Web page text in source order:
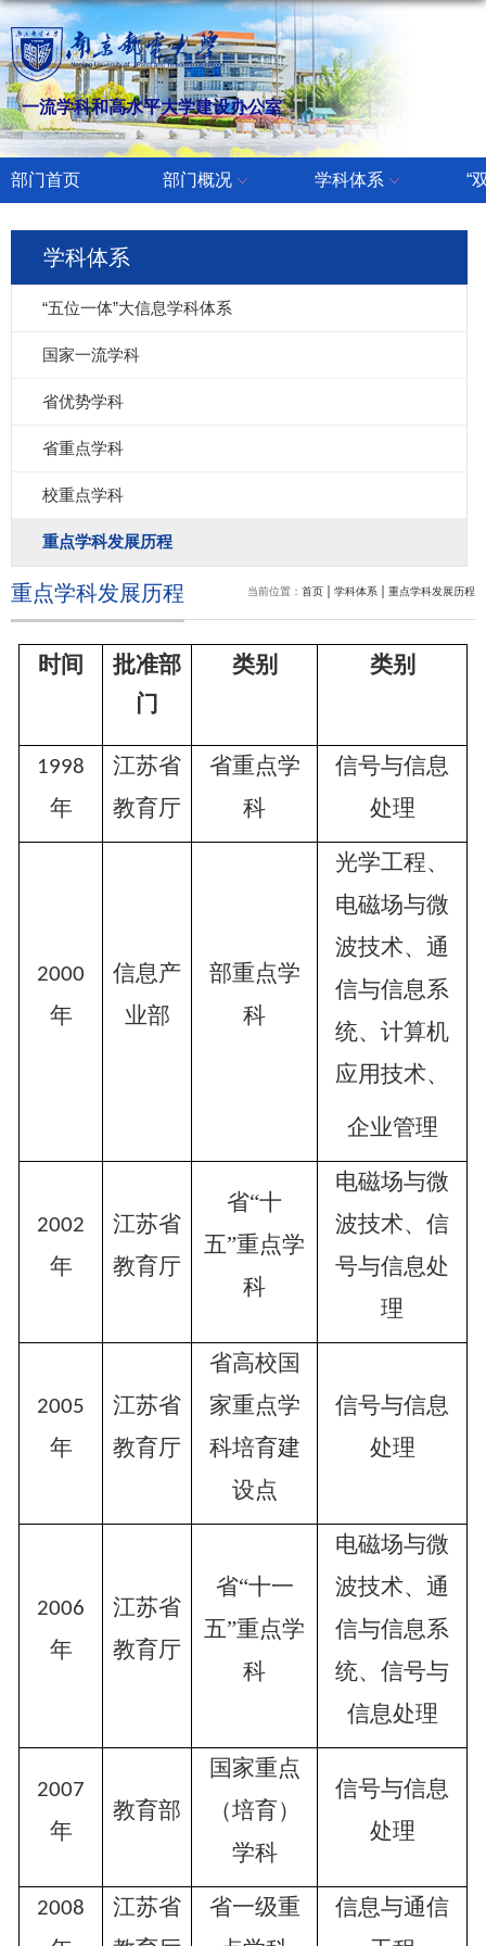
一流学科和高水平大学建设办公室
部门首页 部门概况 学科体系 “
学科体系
“五位一体”大信息学科体系
国家一流学科
省优势学科
省重点学科
校重点学科
重点学科发展历程
当前位置： 首页 学科体系 重点学科发展历程
重点学科发展历程
时间
批准部
门
类别 类别
1998
年
江苏省
教育厅
省重点学
科
信号与信息
处理
2000
年
信息产
业部
部重点学
科
光学工程、
电磁场与微
波技术、通
信与信息系
统、计算机
应用技术、
企业管理
2002
年
江苏省
教育厅
省“十
五”重点学
科
电磁场与微
波技术、信
号与信息处
理
2005
年
江苏省
教育厅
省高校国
家重点学
科培育建
设点
信号与信息
处理
2006
年
江苏省
教育厅
省“十一
五”重点学
科
电磁场与微
波技术、通
信与信息系
统、信号与
信息处理
2007
年
教育部
国家重点
（培育）
学科
信号与信息
处理
2008
江苏省
省一级重
信息与通信